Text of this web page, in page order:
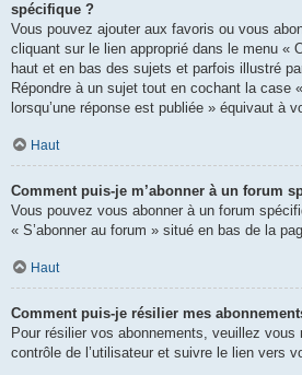
spécifique ?
Vous pouvez ajouter aux favoris ou vous
cliquant sur le lien approprié dans le menu «
haut et en bas des sujets et parfois illustré
Répondre à un sujet tout en cochant la case
lorsqu’une réponse est publiée » équivaut à
Haut
Comment puis-je m’abonner à un forum
Vous pouvez vous abonner à un forum
« S’abonner au forum » situé en bas de la
Haut
Comment puis-je résilier mes
Pour résilier vos abonnements, veuillez vous
contrôle de l’utilisateur et suivre le lien vers